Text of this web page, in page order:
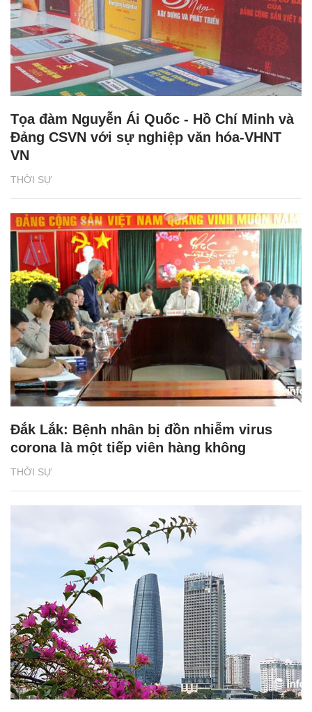
THỜI SỰ
Tọa đàm Nguyễn Ái Quốc - Hồ Chí Minh và
Đảng CSVN với sự nghiệp văn hóa-VHNT
VN
THỜI SỰ
Đắk Lắk: Bệnh nhân bị đồn nhiễm virus
corona là một tiếp viên hàng không